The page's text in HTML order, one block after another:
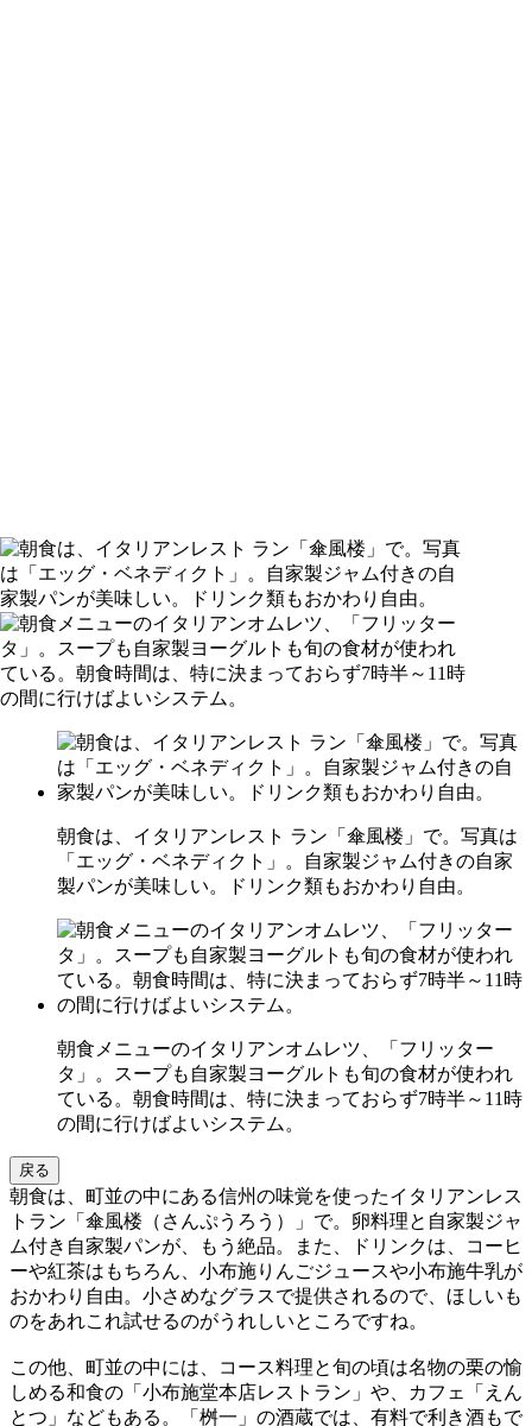
朝食は、イタリアンレスト ラン「傘風楼」で。写真は
「エッグ・ベネディクト」。自家製ジャム付きの自家
製パンが美味しい。ドリンク類もおかわり自由。
朝食メニューのイタリアンオムレツ、「フリッター
タ」。スープも自家製ヨーグルトも旬の食材が使われ
ている。朝食時間は、特に決まっておらず7時半～11時
の間に行けばよいシステム。
戻る
朝食は、町並の中にある信州の味覚を使ったイタリアンレス
トラン「傘風楼（さんぷうろう）」で。卵料理と自家製ジャ
ム付き自家製パンが、もう絶品。また、ドリンクは、コーヒ
ーや紅茶はもちろん、小布施りんごジュースや小布施牛乳が
おかわり自由。小さめなグラスで提供されるので、ほしいも
のをあれこれ試せるのがうれしいところですね。
この他、町並の中には、コース料理と旬の頃は名物の栗の愉
しめる和食の「小布施堂本店レストラン」や、カフェ「えん
とつ」などもある。「桝一」の酒蔵では、有料で利き酒もで